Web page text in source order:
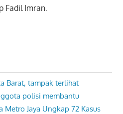
Fadil Imran.
Barat, tampak terlihat
polisi membantu
Metro Jaya Ungkap 72 Kasus